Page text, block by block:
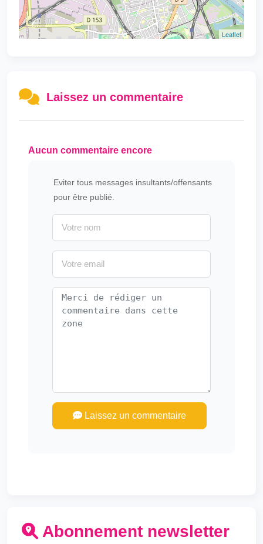
Leaflet
Laissez un commentaire
Aucun commentaire encore
Eviter tous messages insultants/offensants
pour être publié.
Laissez un commentaire
Abonnement newsletter